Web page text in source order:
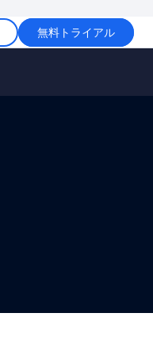
無料トライアル